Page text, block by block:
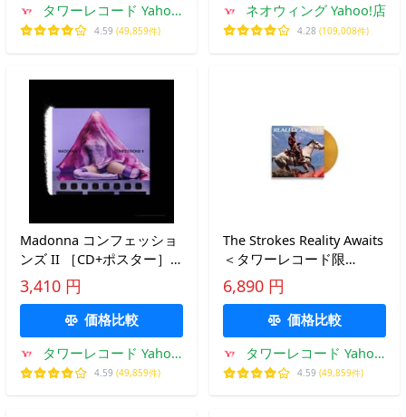
タワーレコード Yahoo!
店
4.59 (49,859件)
ネオウィング Yahoo!店
4.28 (109,008件)
Madonna コンフェッショ
ンズ II ［CD+ポスター］
＜通常盤＞ CD
3,410 円
価格比較
タワーレコード Yahoo!
店
4.59 (49,859件)
The Strokes Reality Awaits
＜タワーレコード限
定/Metallic Gold Vinyl＞
LP
6,890 円
価格比較
タワーレコード Yahoo!
店
4.59 (49,859件)